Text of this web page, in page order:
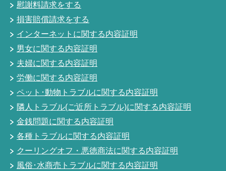
慰謝料請求をする
損害賠償請求をする
インターネットに関する内容証明
男女に関する内容証明
夫婦に関する内容証明
労働に関する内容証明
ペット･動物トラブルに関する内容証明
隣人トラブル(ご近所トラブル)に関する内容証明
金銭問題に関する内容証明
各種トラブルに関する内容証明
クーリングオフ・悪徳商法に関する内容証明
風俗･水商売トラブルに関する内容証明